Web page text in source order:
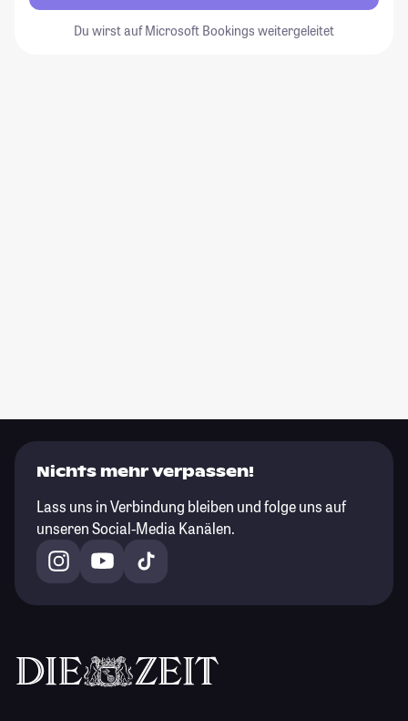
Du wirst auf Microsoft Bookings weitergeleitet
Nichts mehr verpassen!
Lass uns in Verbindung bleiben und folge uns auf
unseren Social-Media Kanälen.